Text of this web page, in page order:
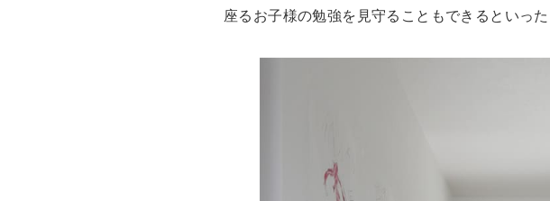
座るお子様の勉強を見守ることもできるといっ